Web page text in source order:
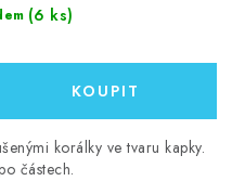
(6 ks)
korálky ve tvaru kapky.
částech.